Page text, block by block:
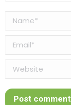
Name *
Email *
Website
Post comment